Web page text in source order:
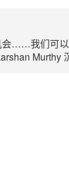
……我们可
Murthy